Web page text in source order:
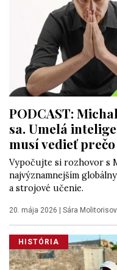
PODCAST:
sa. Umelá
musí vedieť prečo
Vypočujte si rozhovor s
najvýznamnejším
a strojové učenie.
20. mája 2026 Sára
HISTÓRIA